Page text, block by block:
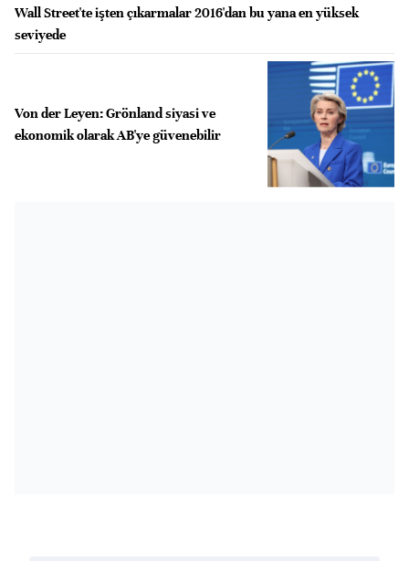
Wall Street'te işten çıkarmalar 2016'dan bu yana en yüksek
seviyede
Von der Leyen: Grönland siyasi ve
ekonomik olarak AB'ye güvenebilir